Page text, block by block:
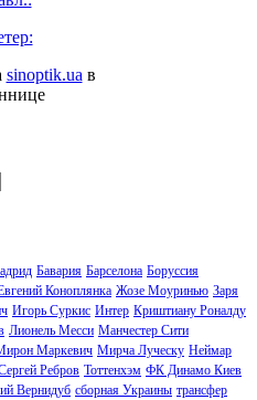
sinoptik.ua в
Бавария Барселона Боруссия
Коноплянка Жозе Моуринью Заря
Игорь Суркис Интер Криштиану Роналду
Лионель Месси Манчестер Сити
Маркевич Мирча Луческу Неймар
Ребров Тоттенхэм ФК Динамо Киев
Вернидуб сборная Украины трансфер